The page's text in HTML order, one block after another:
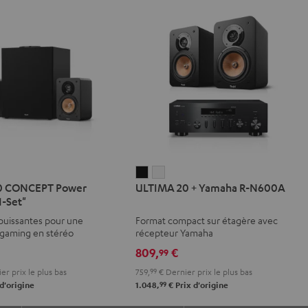
CONCEPT Power
Set"
pour une
en stéréo
prix le plus bas
20
Yamaha
R-
N600A
Noir
20
Yamaha
R-
N600A
Blanc
ULTIMA 20 + Yamaha R-N600A
Format compact sur étagère avec
récepteur Yamaha
809,99 €
759,99 € Dernier prix le plus bas
1.048,99 € Prix d'origine